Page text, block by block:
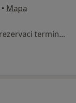
• Mapa
Tento specialista nenabízí online rezervaci termínu na této adrese.